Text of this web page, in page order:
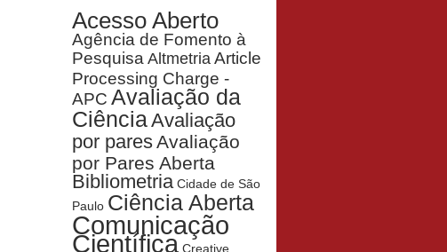
Acesso Aberto
Agência de Fomento à
Pesquisa Altmetria Article
Processing Charge -
APC Avaliação da
CiênciaAvaliação
por paresAvaliação
por Pares Aberta
Bibliometria Cidade de São
Paulo Ciência Aberta
Comunicação
Científica Creative